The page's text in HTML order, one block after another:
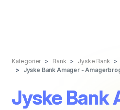
Kategorier Bank Jyske Bank
Jyske Bank Amager -
Jyske Bank